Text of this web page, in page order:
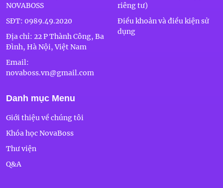
NOVABOSS
SĐT: 0989.49.2020
Địa chỉ: 22 P Thành Công, Ba
Đình, Hà Nội, Việt Nam
Email:
novaboss.vn@gmail.com
riêng tư)
Điều khoản và điều kiện sử
dụng
Danh mục Menu
Giới thiệu về chúng tôi
Khóa học NovaBoss
Thư viện
Q&A